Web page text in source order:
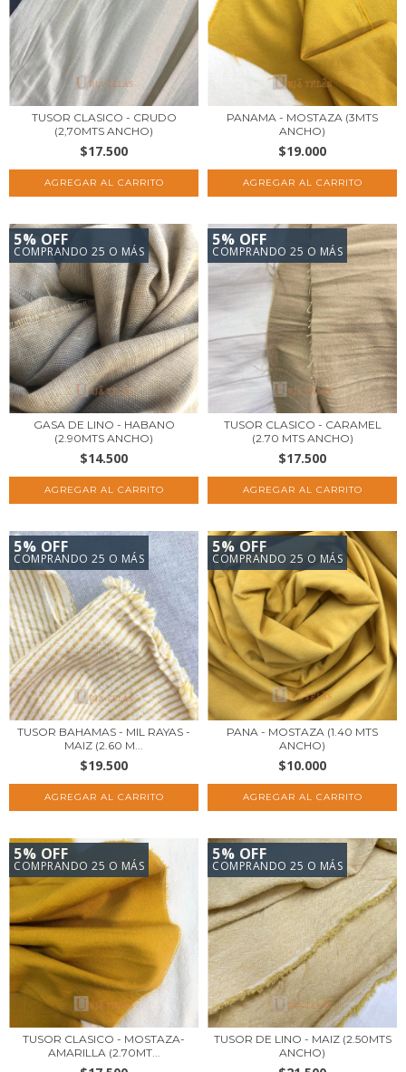
TUSOR CLASICO - CRUDO
(2,70MTS ANCHO)
$17.500
PANAMA - MOSTAZA (3MTS
ANCHO)
$19.000
5% OFF
COMPRANDO 25 O MÁS
GASA DE LINO - HABANO
(2.90MTS ANCHO)
$14.500
5% OFF
COMPRANDO 25 O MÁS
TUSOR CLASICO - CARAMEL
(2.70 MTS ANCHO)
$17.500
5% OFF
COMPRANDO 25 O MÁS
TUSOR BAHAMAS - MIL RAYAS -
MAIZ (2.60 M...
$19.500
5% OFF
COMPRANDO 25 O MÁS
PANA - MOSTAZA (1.40 MTS
ANCHO)
$10.000
5% OFF
COMPRANDO 25 O MÁS
TUSOR CLASICO - MOSTAZA-
AMARILLA (2.70MT...
5% OFF
COMPRANDO 25 O MÁS
TUSOR DE LINO - MAIZ (2.50MTS
ANCHO)